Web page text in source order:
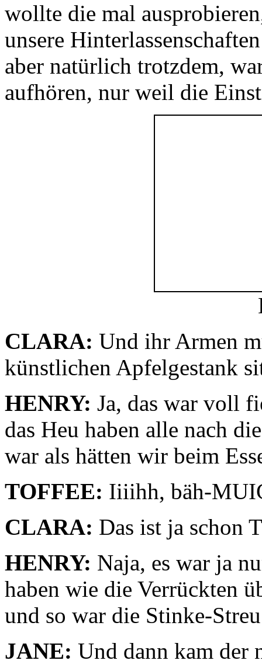
wollte die mal
unsere
aber natürlich trotzdem,
aufhören, nur weil die
CLARA: Und ihr Armen
künstlichen Apfelgestank
HENRY: Ja, das war voll
das Heu haben alle nach
war als hätten wir beim
TOFFEE: Iiiihh, bäh-
CLARA: Das ist ja schon
HENRY: Naja, es war ja
haben wie die Verrückten
und so war die Stinke-
JANE: Und dann kam der